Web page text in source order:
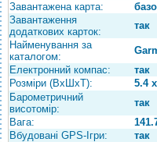
Завантажена карта:
Завантаження
додаткових карток:
так
Найменування за
каталогом:
Електронний компас:
так
Розміри (ВхШхТ):
5.4
Барометричний
висотомір:
так
Вага:
Вбудовані GPS-Ігри:
так